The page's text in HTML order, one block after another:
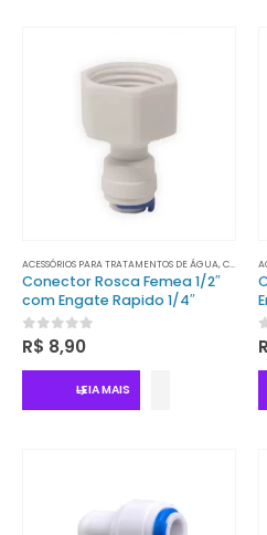
ACESSÓRIOS PARA TRATAMENTOS DE ÁGUA,CONECTORES
Conector Rosca Femea 1/2″
com Engate Rapido 1/4″
0out of 5
R$ 8,90
LEIA MAIS
0